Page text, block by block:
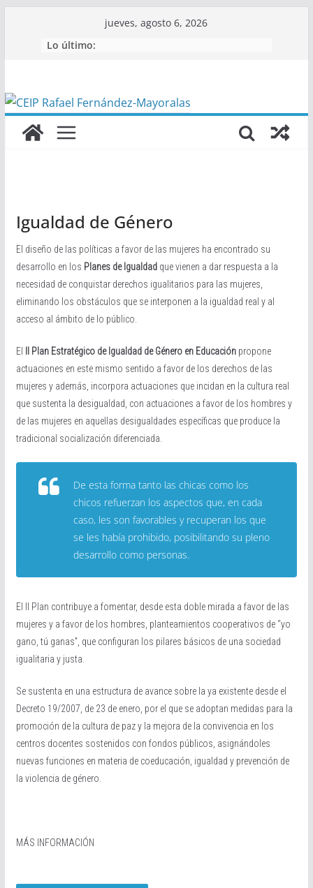
jueves, agosto 6, 2026
Lo último:
Igualdad de Género
El diseño de las políticas a favor de las mujeres ha encontrado su
desarrollo en los Planes de Igualdadque vienen a dar respuesta a la
necesidad de conquistar derechos igualitarios para las mujeres,
eliminando los obstáculos que se interponen a la igualdad real y al
acceso al ámbito de lo público.
El II Plan Estratégico de Igualdad de Género en Educaciónpropone
actuaciones en este mismo sentido a favor de los derechos de las
mujeres y además, incorpora actuaciones que incidan en la cultura real
que sustenta la desigualdad, con actuaciones a favor de los hombres y
de las mujeres en aquellas desigualdades específicas que produce la
tradicional socialización diferenciada.
De esta forma tanto las chicas como los
chicos refuerzan los aspectos que, en cada
caso, les son favorables y recuperan los que
se les había prohibido, posibilitando su pleno
desarrollo como personas.
El II Plan contribuye a fomentar, desde esta doble mirada a favor de las
mujeres y a favor de los hombres, planteamientos cooperativos de “yo
gano, tú ganas”, que configuran los pilares básicos de una sociedad
igualitaria y justa.
Se sustenta en una estructura de avance sobre la ya existente desde el
Decreto 19/2007, de 23 de enero, por el que se adoptan medidas para la
promoción de la cultura de paz y la mejora de la convivencia en los
centros docentes sostenidos con fondos públicos, asignándoles
nuevas funciones en materia de coeducación, igualdad y prevención de
la violencia de género.
MÁS INFORMACIÓN